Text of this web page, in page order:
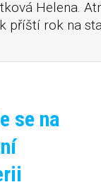
Helena.
příští rok na
se na